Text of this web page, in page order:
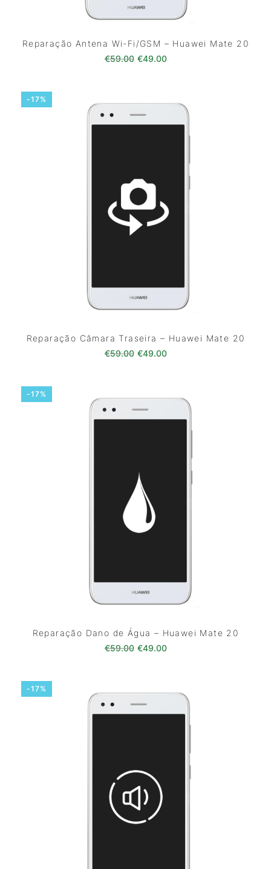
Reparação Antena Wi-Fi/GSM – Huawei Mate 20
€59.00 O preço original era: €59.00.
€49.00O preço atual é:
-17%
Reparação Câmara Traseira – Huawei Mate 20
€59.00 O preço original era: €59.00.
€49.00O preço atual é:
-17%
Reparação Dano de Água – Huawei Mate 20
€59.00 O preço original era: €59.00.
€49.00O preço atual é:
-17%